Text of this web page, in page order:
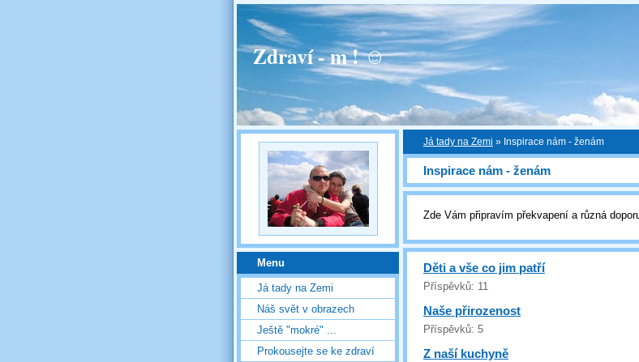
Zdraví - m ! ☺
Já tady na Zemi » Inspirace nám - ženám
Inspirace nám - ženám
Zde Vám připravím překvapení a různá
Děti a vše co jim patří
Příspěvků: 11
Naše přirozenost
Příspěvků: 5
Z naší kuchyně
Menu
Já tady na Zemi
Náš svět v obrazech
Ještě "mokré" ...
Prokousejte se ke zdraví